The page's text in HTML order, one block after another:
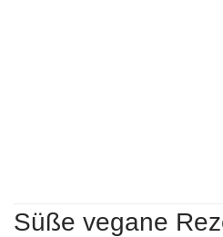
Süße vegane